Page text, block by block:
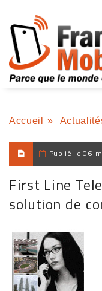
Accueil »
Publié le 06
First Line
solution de